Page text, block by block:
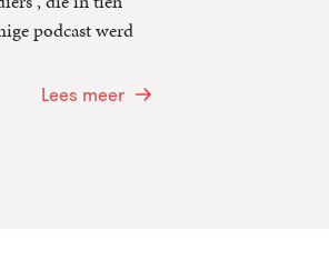
podcast werd
Lees meer